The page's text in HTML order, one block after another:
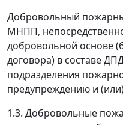
Добровольный
МНПП,
добровольной основе
договора) в составе
подразделения
предупреждению и
1.3. Добровольные